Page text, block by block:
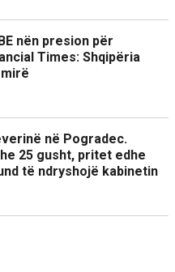
nën presion për
Times: Shqipëria
në Pogradec.
25 gusht, pritet edhe
të ndryshojë kabinetin